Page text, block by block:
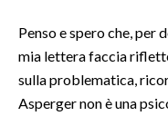
Penso e spero che, per
mia lettera faccia
sulla problematica,
Asperger non è una